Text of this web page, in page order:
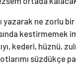
yazarak ne zorlu
kestirmemek
kederi, hüznü,
süzdükçe